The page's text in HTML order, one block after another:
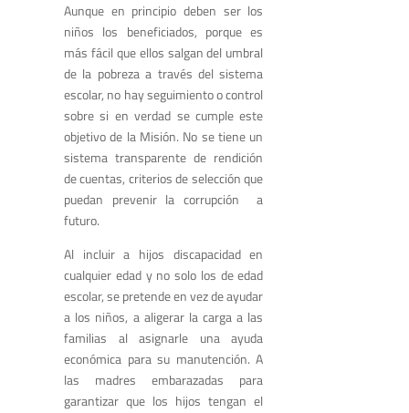
Aunque en principio deben ser los
niños los beneficiados, porque es
más fácil que ellos salgan del umbral
de la pobreza a través del sistema
escolar, no hay seguimiento o control
sobre si en verdad se cumple este
objetivo de la Misión. No se tiene un
sistema transparente de rendición
de cuentas, criterios de selección que
puedan prevenir la corrupción a
futuro.
Al incluir a hijos discapacidad en
cualquier edad y no solo los de edad
escolar, se pretende en vez de ayudar
a los niños, a aligerar la carga a las
familias al asignarle una ayuda
económica para su manutención. A
las madres embarazadas para
garantizar que los hijos tengan el